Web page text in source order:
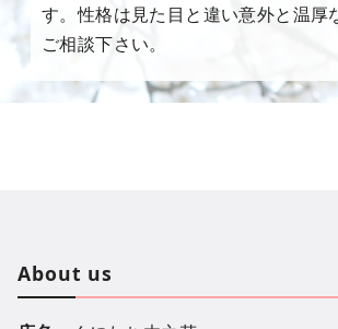
す。性格は見た目と違い意外と温厚
ご相談下さい。
About us